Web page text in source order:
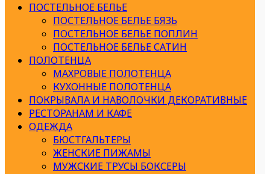
ПОСТЕЛЬНОЕ БЕЛЬЕ
ПОСТЕЛЬНОЕ БЕЛЬЕ БЯЗЬ
ПОСТЕЛЬНОЕ БЕЛЬЕ ПОПЛИН
ПОСТЕЛЬНОЕ БЕЛЬЕ САТИН
ПОЛОТЕНЦА
МАХРОВЫЕ ПОЛОТЕНЦА
КУХОННЫЕ ПОЛОТЕНЦА
ПОКРЫВАЛА И НАВОЛОЧКИ ДЕКОРАТИВНЫЕ
РЕСТОРАНАМ И КАФЕ
ОДЕЖДА
БЮСТГАЛЬТЕРЫ
ЖЕНСКИЕ ПИЖАМЫ
МУЖСКИЕ ТРУСЫ БОКСЕРЫ